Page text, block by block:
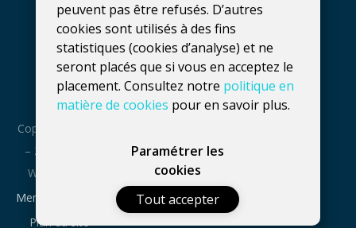
5032 Isnes,Belgique
Numéro de TVA :
BE0660739056
Copyright : 2016
– 2026 Fidelo
Web Agency
Mentions légales
Plan du site
peuvent pas être refusés. D’autres
cookies sont utilisés à des fins
statistiques (cookies d’analyse) et ne
seront placés que si vous en acceptez le
placement. Consultez notre politique en
matière de cookies pour en savoir plus.
Paramétrer les
cookies
Tout accepter